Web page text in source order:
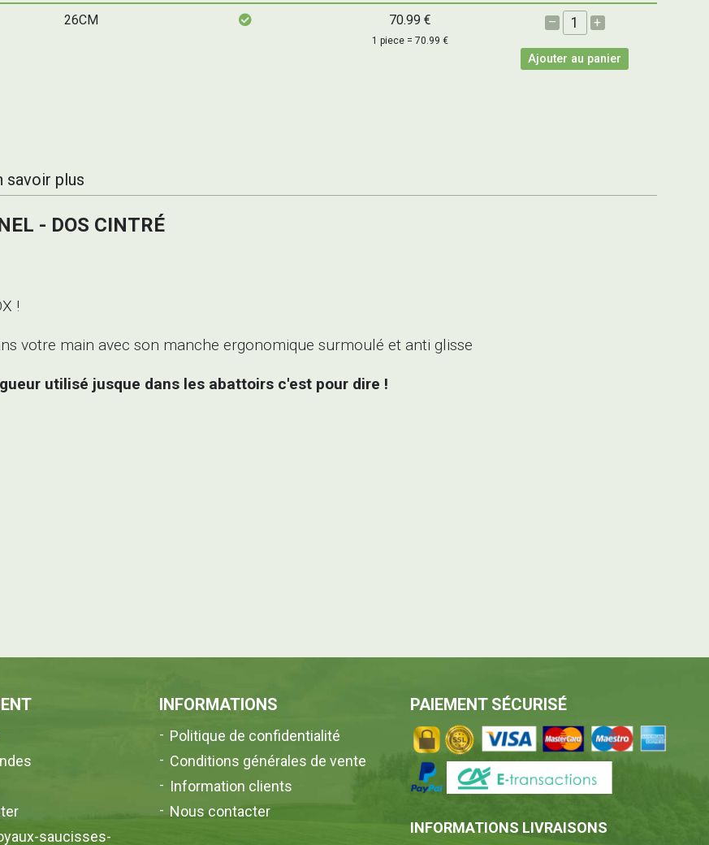
26CM 70.99 €
1 piece = 70.99 €
– +
Ajouter au panier
savoir plus
- DOS CINTRÉ
!
votre main avec son manche ergonomique surmoulé et anti glisse
utilisé jusque dans les abattoirs c'est pour dire !
saucisses-
INFORMATIONS
Politique de confidentialité
Conditions générales de vente
Information clients
Nous contacter
PAIEMENT SÉCURISÉ
INFORMATIONS LIVRAISONS